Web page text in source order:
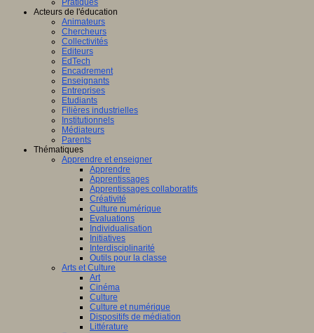
Pratiques
Acteurs de l'éducation
Animateurs
Chercheurs
Collectivités
Editeurs
EdTech
Encadrement
Enseignants
Entreprises
Etudiants
Filières industrielles
Institutionnels
Médiateurs
Parents
Thématiques
Apprendre et enseigner
Apprendre
Apprentissages
Apprentissages collaboratifs
Créativité
Culture numérique
Evaluations
Individualisation
Initiatives
Interdisciplinarité
Outils pour la classe
Arts et Culture
Art
Cinéma
Culture
Culture et numérique
Dispositifs de médiation
Littérature